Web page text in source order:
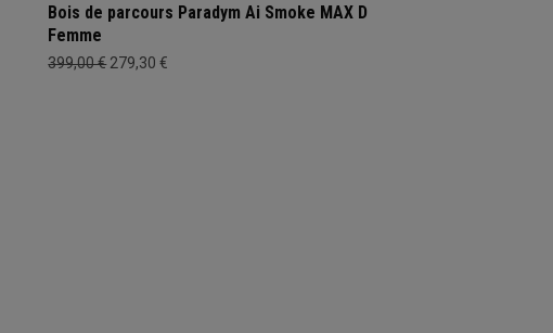
Bois de parcours Paradym Ai Smoke MAX D
Femme
399,00 € 279,30 €